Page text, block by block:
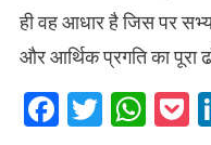
ही वह आधार है जिस पर
और आर्थिक प्रगति का पूरा
Facebook
Twitter